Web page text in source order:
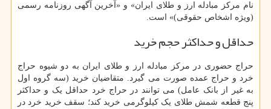
نام مرکز مبادله ارز و طلای ایران» و «آخرین آگهی روزنامه رسمی
(ویژه اشخاص حقوقی)» است.
حداقل و حداکثر حجم خرید
حراج حضوری در مرکز مبادله ارز و طلای ایران به دو شیوه حراج
خرد و حراج عمده صورت می گیرد. متقاضیان خرید (سه گروه اول
به غیر از بانک عامل) می توانند در حراج خرد حداقل یک و حداکثر
پنج قطعه شمش طلای یک کیلوگرمی خرید کند؛ سقف خرید خرد در